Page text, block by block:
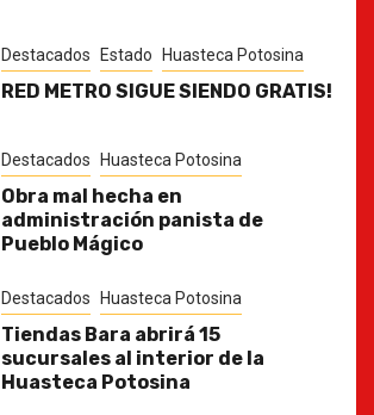
Destacados Estado Huasteca Potosina
RED METRO SIGUE SIENDO GRATIS!
Destacados Huasteca Potosina
Obra mal hecha en
administración panista de
Pueblo Mágico
Destacados Huasteca Potosina
Tiendas Bara abrirá 15
sucursales al interior de la
Huasteca Potosina